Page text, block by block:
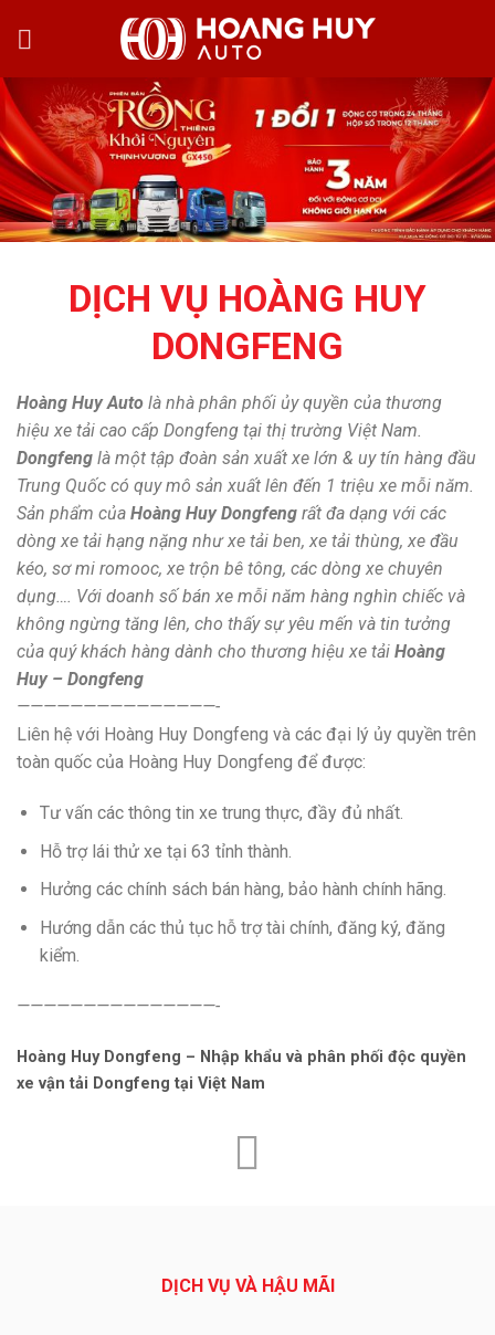
DỊCH VỤ HOÀNG HUY
DONGFENG
Hoàng Huy Auto là nhà phân phối ủy quyền của thương
hiệu xe tải cao cấp Dongfeng tại thị trường Việt Nam.
Dongfeng là một tập đoàn sản xuất xe lớn & uy tín hàng đầu
Trung Quốc có quy mô sản xuất lên đến 1 triệu xe mỗi năm.
Sản phẩm của Hoàng Huy Dongfeng rất đa dạng với các
dòng xe tải hạng nặng như xe tải ben, xe tải thùng, xe đầu
kéo, sơ mi romooc, xe trộn bê tông, các dòng xe chuyên
dụng…. Với doanh số bán xe mỗi năm hàng nghìn chiếc và
không ngừng tăng lên, cho thấy sự yêu mến và tin tưởng
của quý khách hàng dành cho thương hiệu xe tải Hoàng
Huy – Dongfeng
———————————————-
Liên hệ với Hoàng Huy Dongfeng và các đại lý ủy quyền trên
toàn quốc của Hoàng Huy Dongfeng để được:
Tư vấn các thông tin xe trung thực, đầy đủ nhất.
Hỗ trợ lái thử xe tại 63 tỉnh thành.
Hưởng các chính sách bán hàng, bảo hành chính hãng.
Hướng dẫn các thủ tục hỗ trợ tài chính, đăng ký, đăng
kiểm.
———————————————-
Hoàng Huy Dongfeng – Nhập khẩu và phân phối độc quyền
xe vận tải Dongfeng tại Việt Nam
DỊCH VỤ VÀ HẬU MÃI